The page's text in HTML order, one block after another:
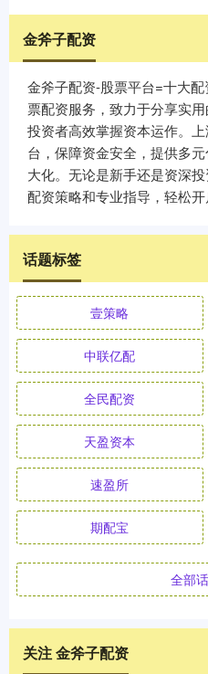
金斧子配资
金斧子配资-股票平台=十大
票配资服务，致力于分享实
投资者高效掌握资本运作。
台，保障资金安全，提供多
大化。无论是新手还是资深
配资策略和专业指导，轻松开
话题标签
壹策略
中联亿配
全民配资
天盈资本
速盈所
期配宝
全部
关注 金斧子配资